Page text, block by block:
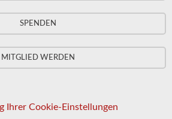
SPENDEN
MITGLIED WERDEN
Ihrer Cookie-Einstellungen